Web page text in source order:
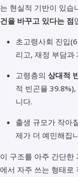
는 현실적 기반이 있습
건을 바꾸고 있다는 점
초고령사회 진입
리고, 재정 부담과
고령층의 상대적
적 빈곤율 39.8%),
니다.
출생 규모가 작아
제가 더 예민해집
이 구조를 아주 간단한
에서 자주 쓰는 형태로